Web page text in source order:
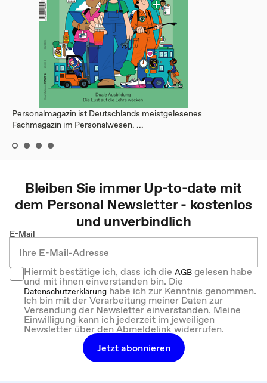
Personalmagazin ist Deutschlands meistgelesenes
Fachmagazin im Personalwesen. ...
Bleiben Sie immer Up-to-date mit
dem Personal Newsletter - kostenlos
und unverbindlich
E-Mail
Hiermit bestätige ich, dass ich dieAGBgelesen habe
und mit ihnen einverstanden bin. Die
Datenschutzerklärung habe ich zur Kenntnis genommen.
Ich bin mit der Verarbeitung meiner Daten zur
Versendung der Newsletter einverstanden. Meine
Einwilligung kann ich jederzeit im jeweiligen
Newsletter über den Abmeldelink widerrufen.
Jetzt abonnieren